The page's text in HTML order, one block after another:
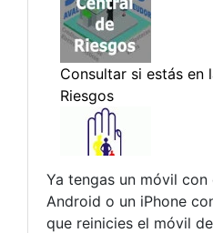
Ya tengas un móvil
Android o un iPhone
que reinicies el móvil